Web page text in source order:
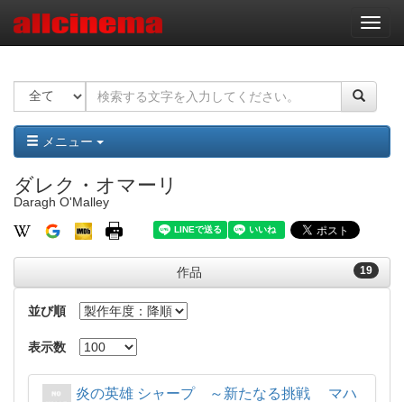
ナ
ビ
ー
ョ
ン
メニュー
ダレク・オマーリ
Daragh O'Malley
19
作品
並び順
表示数
炎の英雄 シャープ ～新たなる挑戦 マハ